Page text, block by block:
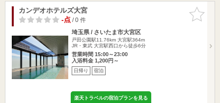
お気に入
りに追加
カンデオホテルズ大宮
-点/ 0 件
埼玉県 / さいたま市大宮区
戸田公園駅11.76km 大宮駅364m
JR・東武 大宮駅西口から徒歩6分
営業時間 15:00～23:00
入浴料金 1,200円～
日帰り 宿泊
楽天トラベルの宿泊プランを見る